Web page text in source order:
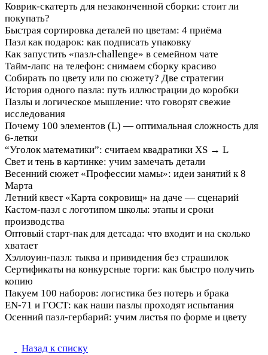
Домашние традиции и лайфхаки
Коврик-скатерть для незаконченной сборки: стоит ли
покупать?
Домашние традиции и лайфхаки
Быстрая сортировка деталей по цветам: 4 приёма
Домашние традиции и лайфхаки
Пазл как подарок: как подписать упаковку
Домашние традиции и лайфхаки
Как запустить «пазл-challenge» в семейном чате
Домашние традиции и лайфхаки
Тайм‑лапс на телефон: снимаем сборку красиво
Домашние традиции и лайфхаки
Собирать по цвету или по сюжету? Две стратегии
История, культура, коллекционирование
История одного пазла: путь иллюстрации до коробки
Развивающее использование
Пазлы и логическое мышление: что говорят свежие
исследования
Конструкция и безопасность пазлов Picstick
Почему 100 элементов (L) — оптимальная сложность для
6‑летки
Развивающее использование
“Уголок математики”: считаем квадратики XS → L
Развивающее использование
Свет и тень в картинке: учим замечать детали
Сезонные наборы и события
Весенний сюжет «Профессии мамы»: идеи занятий к 8
Марта
Сезонные наборы и события
Летний квест «Карта сокровищ» на даче — сценарий
Оптовые закупки и нормативы
Кастом‑пазл с логотипом школы: этапы и сроки
производства
Оптовые закупки и нормативы
Оптовый старт‑пак для детсада: что входит и на сколько
хватает
Сезонные наборы и события
Хэллоуин‑пазл: тыква и привидения без страшилок
Оптовые закупки и нормативы
Сертификаты на конкурсные торги: как быстро получить
копию
Оптовые закупки и нормативы
Пакуем 100 наборов: логистика без потерь и брака
Оптовые закупки и нормативы
EN‑71 и ГОСТ: как наши пазлы проходят испытания
Осенний пазл-гербарий: учим листья по форме и цвету
Назад к списку